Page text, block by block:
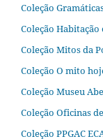
Coleção
Coleção
Coleção Mitos da
Coleção O mito
Coleção Museu
Coleção Oficinas
Coleção PPGAC